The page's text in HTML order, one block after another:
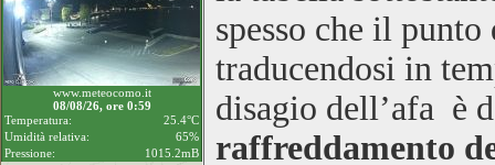
www.meteocomo.it
08/08/26, ore 0:59
Temperatura:
25.4°C
Umidità relativa:
65%
Pressione:
1015.2mB
spesso che il
traducendosi in
disagio dell’afa è
raffreddamento